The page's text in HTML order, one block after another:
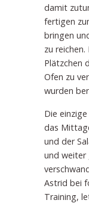
damit
fertigen
bringen
zu
Plätzchen
Ofen zu
wurden
Die
das
und der
und weiter
Astrid bei
Training,